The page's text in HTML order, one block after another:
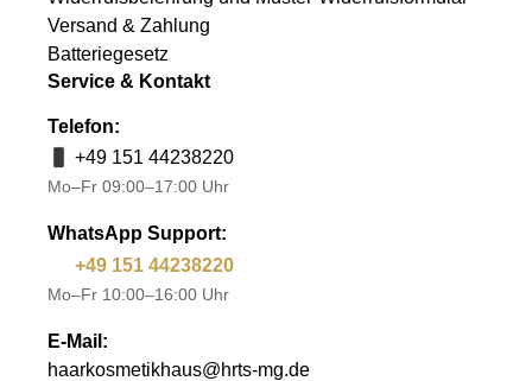
Versand & Zahlung
Batteriegesetz
Service & Kontakt
Telefon:
+49 151 44238220
Mo–Fr 09:00–17:00 Uhr
WhatsApp Support:
+49 151 44238220
Mo–Fr 10:00–16:00 Uhr
E-Mail:
haarkosmetikhaus@hrts-mg.de